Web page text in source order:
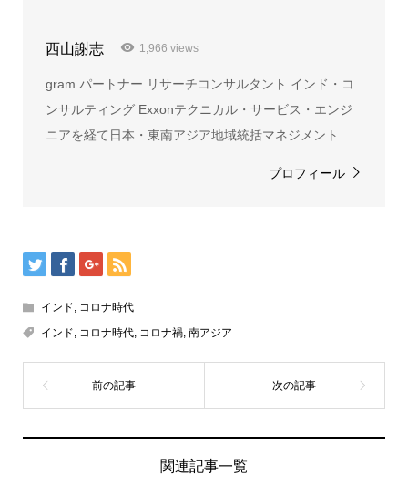
西山謝志 1,966 views
gram パートナー リサーチコンサルタント インド・コ
ンサルティング Exxonテクニカル・サービス・エンジ
ニアを経て日本・東南アジア地域統括マネジメント...
プロフィール
インド, コロナ時代
インド, コロナ時代, コロナ禍, 南アジア
関連記事一覧